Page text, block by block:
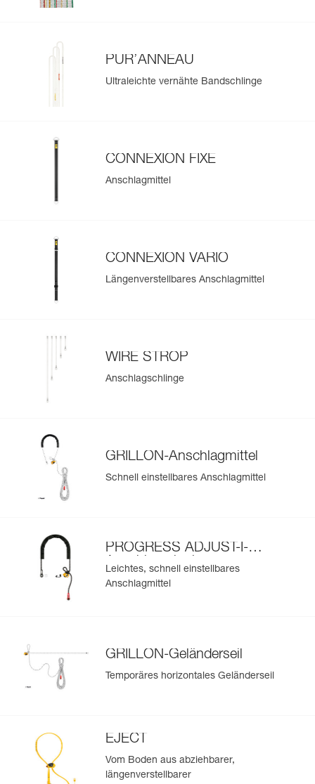
PUR’ANNEAU
Ultraleichte vernähte Bandschlinge
CONNEXION FIXE
Anschlagmittel
CONNEXION VARIO
Längenverstellbares Anschlagmittel
WIRE STROP
Anschlagschlinge
GRILLON-Anschlagmittel
Schnell einstellbares Anschlagmittel
PROGRESS ADJUST-I-
Anschlagmittel
Leichtes, schnell einstellbares
Anschlagmittel
GRILLON-Geländerseil
Temporäres horizontales Geländerseil
EJECT
Vom Boden aus abziehbarer,
längenverstellbarer